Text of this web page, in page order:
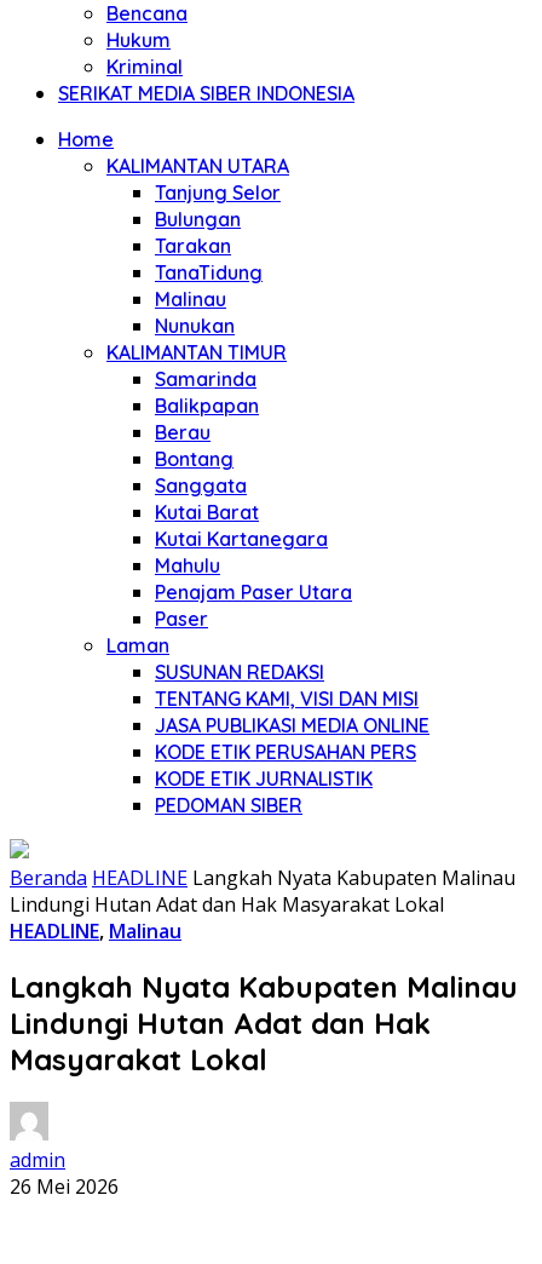
Bencana
Hukum
Kriminal
SERIKAT MEDIA SIBER INDONESIA
Home
KALIMANTAN UTARA
Tanjung Selor
Bulungan
Tarakan
TanaTidung
Malinau
Nunukan
KALIMANTAN TIMUR
Samarinda
Balikpapan
Berau
Bontang
Sanggata
Kutai Barat
Kutai Kartanegara
Mahulu
Penajam Paser Utara
Paser
Laman
SUSUNAN REDAKSI
TENTANG KAMI, VISI DAN MISI
JASA PUBLIKASI MEDIA ONLINE
KODE ETIK PERUSAHAN PERS
KODE ETIK JURNALISTIK
PEDOMAN SIBER
Beranda HEADLINE Langkah Nyata Kabupaten Malinau
Lindungi Hutan Adat dan Hak Masyarakat Lokal
HEADLINE, Malinau
Langkah Nyata Kabupaten Malinau
Lindungi Hutan Adat dan Hak
Masyarakat Lokal
admin
26 Mei 2026